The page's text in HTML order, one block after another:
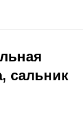
сальник